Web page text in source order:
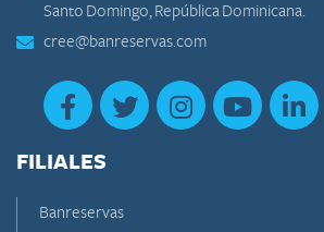
Santo Domingo, República Dominicana.
cree@banreservas.com
FILIALES
Banreservas